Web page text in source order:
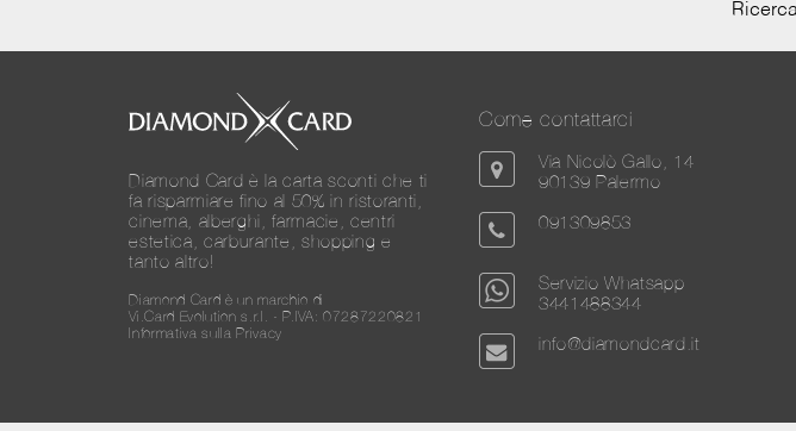
Diamond Card è la carta sconti che ti
fa risparmiare fino al 50% in ristoranti,
cinema, alberghi, farmacie, centri
estetica, carburante, shopping e
tanto altro!
Diamond Card è un marchio di
Vi.Card Evolution s.r.l. - P.IVA: 07287220821
Informativa sulla Privacy
Come contattarci
Via Nicolò Gallo, 14
90139 Palermo
091309853
Servizio Whatsapp
3441488344
info@diamondcard.it